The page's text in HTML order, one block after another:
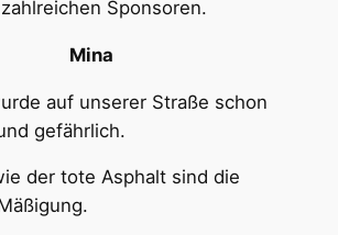
Sponsoren.
Mina
auf unserer Straße schon
gefährlich.
der tote Asphalt sind die